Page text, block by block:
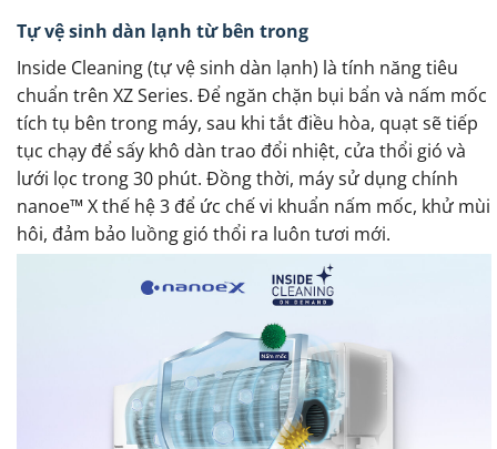
Tự vệ sinh dàn lạnh từ bên trong
Inside Cleaning (tự vệ sinh dàn lạnh) là tính năng tiêu
chuẩn trên XZ Series. Để ngăn chặn bụi bẩn và nấm mốc
tích tụ bên trong máy, sau khi tắt điều hòa, quạt sẽ tiếp
tục chạy để sấy khô dàn trao đổi nhiệt, cửa thổi gió và
lưới lọc trong 30 phút. Đồng thời, máy sử dụng chính
nanoe™ X thế hệ 3 để ức chế vi khuẩn nấm mốc, khử mùi
hôi, đảm bảo luồng gió thổi ra luôn tươi mới.